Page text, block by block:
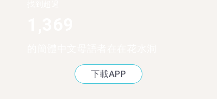
下載APP